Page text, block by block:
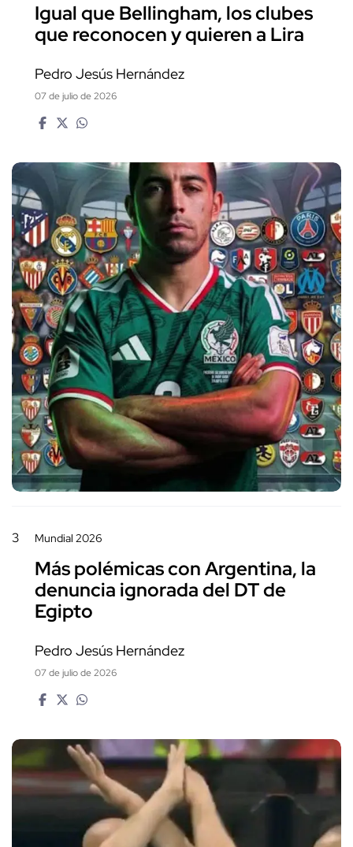
Igual que Bellingham, los clubes
que reconocen y quieren a Lira
Pedro Jesús Hernández
07 de julio de 2026
3 Mundial 2026
Más polémicas con Argentina, la
denuncia ignorada del DT de
Egipto
Pedro Jesús Hernández
07 de julio de 2026